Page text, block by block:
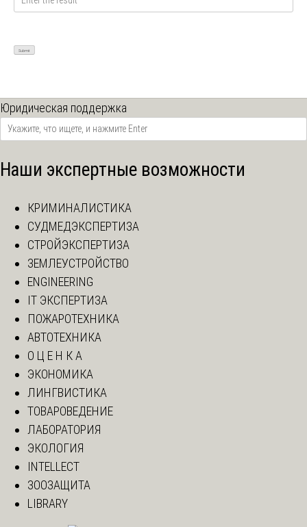
Юридическая поддержка
Наши экспертные возможности
КРИМИНАЛИСТИКА
СУДМЕДЭКСПЕРТИЗА
СТРОЙЭКСПЕРТИЗА
ЗЕМЛЕУСТРОЙСТВО
ENGINEERING
IT ЭКСПЕРТИЗА
ПОЖАРОТЕХНИКА
АВТОТЕХНИКА
О Ц Е Н К А
ЭКОНОМИКА
ЛИНГВИСТИКА
ТОВАРОВЕДЕНИЕ
ЛАБОРАТОРИЯ
ЭКОЛОГИЯ
INTELLECT
ЗООЗАЩИТА
LIBRARY